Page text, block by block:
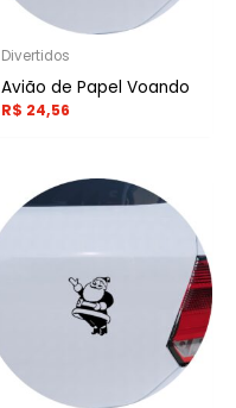
Divertidos
Avião de Papel Voando
R$ 24,56